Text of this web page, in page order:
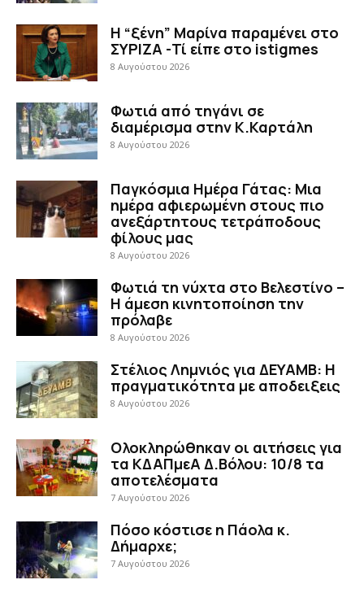
Η “ξένη” Μαρίνα παραμένει στο
ΣΥΡΙΖΑ -Τί είπε στο istigmes
8 Αυγούστου 2026
Φωτιά από τηγάνι σε
διαμέρισμα στην Κ.Καρτάλη
8 Αυγούστου 2026
Παγκόσμια Ημέρα Γάτας: Μια
ημέρα αφιερωμένη στους πιο
ανεξάρτητους τετράποδους
φίλους μας
8 Αυγούστου 2026
Φωτιά τη νύχτα στο Βελεστίνο –
Η άμεση κινητοποίηση την
πρόλαβε
8 Αυγούστου 2026
Στέλιος Λημνιός για ΔΕΥΑΜΒ: Η
πραγματικότητα με αποδειξεις
8 Αυγούστου 2026
Ολοκληρώθηκαν οι αιτήσεις για
τα ΚΔΑΠμεΑ Δ.Βόλου: 10/8 τα
αποτελέσματα
7 Αυγούστου 2026
Πόσο κόστισε η Πάολα κ.
Δήμαρχε;
7 Αυγούστου 2026